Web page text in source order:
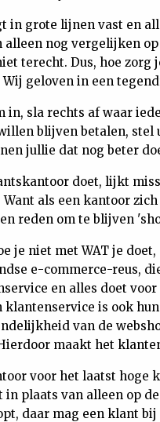
in grote lijnen vast en
alleen nog vergelijken
terecht. Dus, hoe zorg
geloven in een
in, sla rechts af waar
blijven betalen,
jullie dat nog beter
doet, lijkt
als een kantoor
reden om te blijven
je niet met WAT je
e-commerce-reus,
en alles doet
klantenservice is ook
van de
maakt het
voor het laatst hoge
in plaats van alleen op
daar mag een klant